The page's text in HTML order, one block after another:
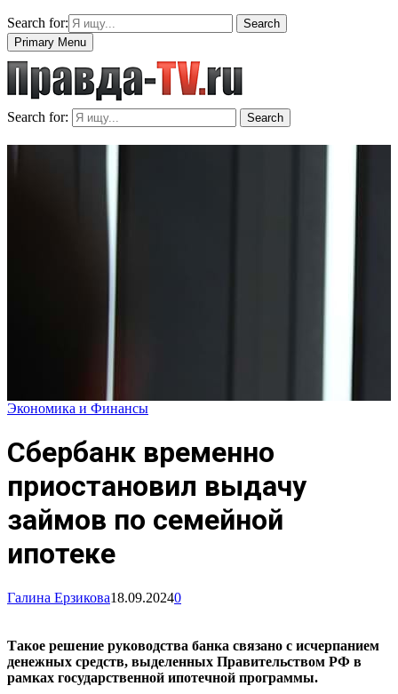
Search for:
Search
Primary Menu
Search for: Search
Экономика и Финансы
Сбербанк временно
приостановил выдачу
займов по семейной
ипотеке
Галина Ерзикова18.09.20240
Такое решение руководства банка связано с исчерпанием
денежных средств, выделенных Правительством РФ в
рамках государственной ипотечной программы.